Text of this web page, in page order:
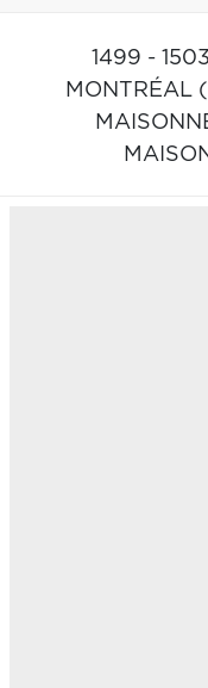
1499 -
MONTRÉAL